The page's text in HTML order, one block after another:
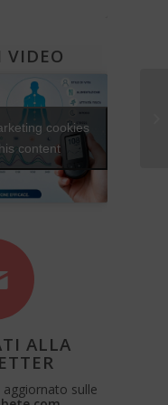
VIDEO
cookies
content
ALLA
sulle